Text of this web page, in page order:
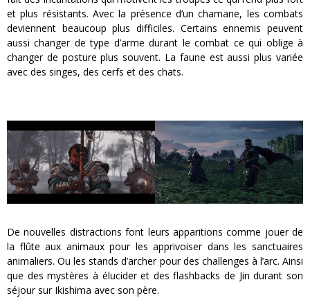
et plus résistants. Avec la présence d’un chamane, les combats
deviennent beaucoup plus difficiles. Certains ennemis peuvent
aussi changer de type d’arme durant le combat ce qui oblige à
changer de posture plus souvent. La faune est aussi plus variée
avec des singes, des cerfs et des chats.
De nouvelles distractions font leurs apparitions comme jouer de
la flûte aux animaux pour les apprivoiser dans les sanctuaires
animaliers. Ou les stands d’archer pour des challenges à l’arc. Ainsi
que des mystères à élucider et des flashbacks de Jin durant son
séjour sur Ikishima avec son père.